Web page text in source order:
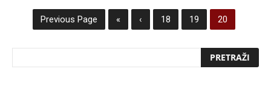
Previous Page « ‹ 18 19 20